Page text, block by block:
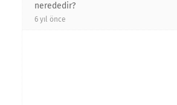
nerededir?
6 yıl önce